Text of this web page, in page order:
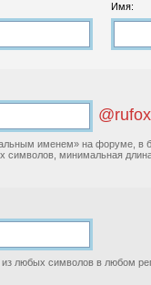
Имя:
именем» на форуме, в
символов, минимальная
любых символов в любом